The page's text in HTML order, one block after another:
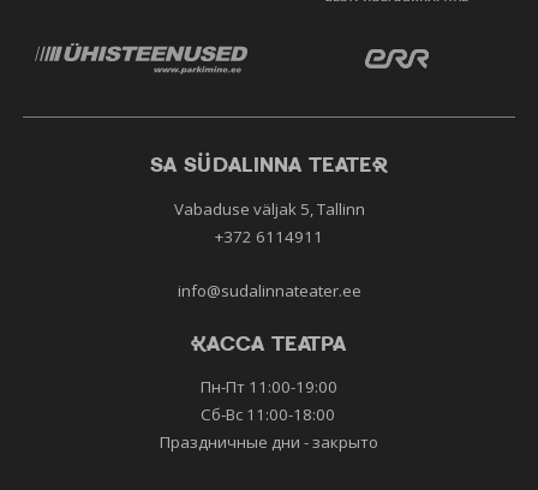
SA SÜDALINNA TEATER
Vabaduse väljak 5, Tallinn
+372 6114911
info@sudalinnateater.ee
КАССА ТЕАТРА
Пн-Пт 11:00-19:00
Сб-Вс 11:00-18:00
Праздничные дни - закрыто